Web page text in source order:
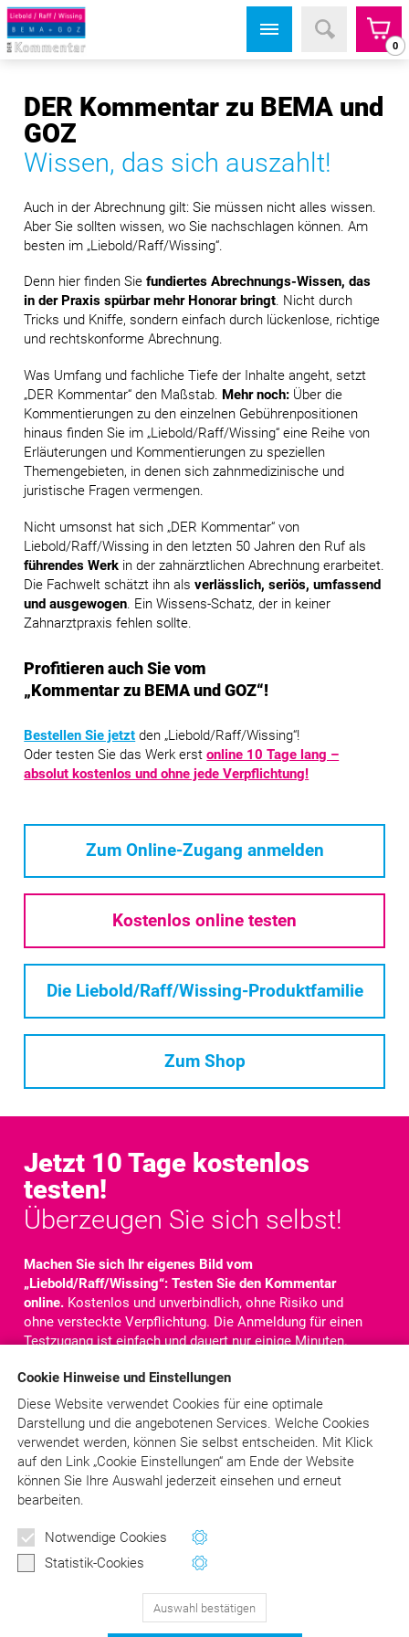
Cookie Hinweise und Einstellungen
Diese Website verwendet Cookies für eine optimale
Darstellung und die angebotenen Services. Welche Cookies
verwendet werden, können Sie selbst entscheiden. Mit Klick
aufden Link „Cookie Einstellungen“ am Ende der Website
können Sie Ihre Auswahl jederzeit einsehen und erneut
bearbeiten.
Notwendige Cookies
Statistik-Cookies
Auswahl bestätigen
0
DER Kommentar zu BEMA und
GOZ
Wissen, das sich auszahlt!
Auch in der Abrechnung gilt: Sie müssen nicht alles wissen.
Aber Sie sollten wissen, wo Sie nachschlagen können. Am
besten im„Liebold/Raff/Wissing“.
Denn hier finden Siefundiertes Abrechnungs-Wissen, das
in der Praxis spürbar mehr Honorar bringt. Nicht durch
Tricks und Kniffe, sondern einfach durch lückenlose, richtige
und rechtskonforme Abrechnung.
Was Umfang und fachliche Tiefe der Inhalte angeht, setzt
„DER Kommentar“ den Maßstab. Mehr noch: Über die
Kommentierungen zu den einzelnen Gebührenpositionen
hinaus finden Sie im„Liebold/Raff/Wissing“ eine Reihe von
Erläuterungen und Kommentierungen zu speziellen
Themengebieten, in denen sich zahnmedizinische und
juristische Fragen vermengen.
Nicht umsonst hat sich„DER Kommentar“ von
Liebold/Raff/Wissing in den letzten 50 Jahren den Ruf als
führendes Werk in der zahnärztlichen Abrechnung erarbeitet.
Die Fachwelt schätzt ihn alsverlässlich, seriös, umfassend
und ausgewogen. Ein Wissens-Schatz, der in keiner
Zahnarztpraxis fehlen sollte.
Profitieren auch Sie vom
„Kommentar zu BEMA und GOZ“!
Bestellen Sie jetzt den„Liebold/Raff/Wissing“!
Oder testen Sie das Werk erstonline 10 Tage lang –
absolut kostenlos und ohne jede Verpflichtung!
Zum Online-Zugang anmelden
Kostenlos online testen
Die Liebold/Raff/Wissing-Produktfamilie
Zum Shop
Jetzt 10 Tage kostenlos
testen!
Überzeugen Sie sich selbst!
Machen Sie sich Ihr eigenes Bild vom
„Liebold/Raff/Wissing“: Testen Sie den Kommentar
online. Kostenlos und unverbindlich, ohne Risiko und
ohne versteckte Verpflichtung. Die Anmeldung für einen
Testzugang ist einfach und dauert nur einige Minuten.
Kommentar für10 Tageonline zur Verfügung. Sie haben
Zugriff auf alle Texte, Kommentare und Rechtsquellen.
Jetzt kostenlos testen!
Schon angemeldet?
Newsletter
Wertvolle Tipps und Hinweise